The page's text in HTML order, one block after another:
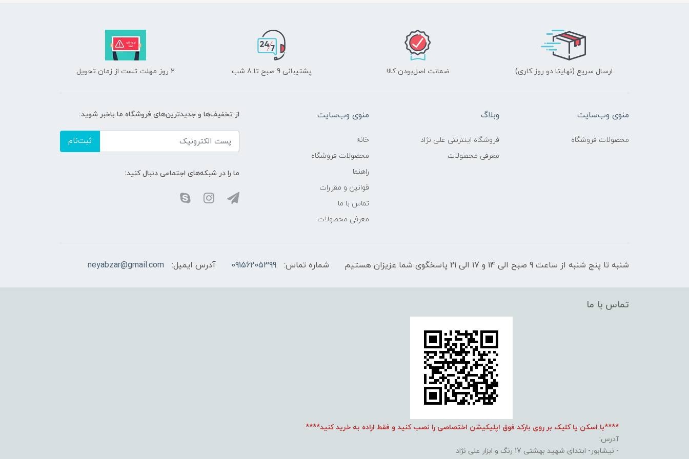
ارسال سریع (نهایتا دو روز کاری) ضمانت اصل‌بودن کالا پشتیبانی 9 صبح تا 8 شب 2 روز مهلت تست از زمان تحویل
منوی وب‌سایت
محصولات فروشگاه
وبلاگ
فروشگاه اینترنتی علی نژاد
معرفی محصولات
منوی وب‌سایت
خانه
محصولات فروشگاه
راهنما
قوانین و مقررات
تماس با ما
معرفی محصولات
از تخفیف‌ها و جدیدترین‌های فروشگاه ما باخبر شوید:
ثبت‌نام
ما را در شبکه‌های اجتماعی دنبال کنید:
شنبه تا پنج شنبه از ساعت 9 صبح الی 14 و 17 الی 21 پاسخگوی شما عزیزان هستیم شماره تماس: 09156205399 آدرس ایمیل: neyabzar@gmail.com
تماس با ما
****با اسکن یا کلیک بر روی بارکد فوق اپلیکیشن اختصاصی را نصب کنید و فقط اراده به خرید کنید****
آدرس:
- نیشابور- ابتدای شهید بهشتی 17 رنگ و ابزار علی نژاد